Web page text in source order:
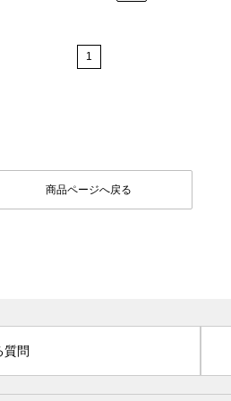
1
商品ページへ戻る
質問